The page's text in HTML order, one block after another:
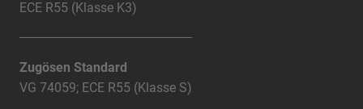
ECE R55 (Klasse K3)
Zugösen Standard
VG 74059; ECE R55 (Klasse S)